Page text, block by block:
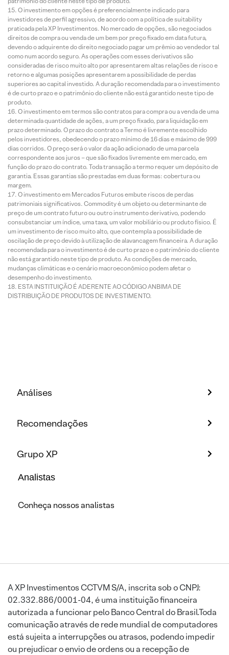
O investimento em opções é preferencialmente indicado para
investidores de perfil agressivo, de acordo com a política de suitability
praticada pela XP Investimentos. No mercado de opções, são negociados
direitos de compra ou venda de um bem por preço fixado em data futura,
devendo o adquirente do direito negociado pagar um prêmio ao vendedor tal
como num acordo seguro. As operações com esses derivativos são
consideradas de risco muito alto por apresentarem altas relações de risco e
retorno e algumas posições apresentarem a possibilidade de perdas
superiores ao capital investido. A duração recomendada para o investimento
é de curto prazo e o patrimônio do cliente não está garantido neste tipo de
produto.
O investimento em termos são contratos para compra ou a venda de uma
determinada quantidade de ações, a um preço fixado, para liquidação em
prazo determinado. O prazo do contrato a Termo é livremente escolhido
pelos investidores, obedecendo o prazo mínimo de 16 dias e máximo de 999
dias corridos. O preço será o valor da ação adicionado de uma parcela
correspondente aos juros – que são fixados livremente em mercado, em
função do prazo do contrato. Toda transação a termo requer um depósito de
garantia. Essas garantias são prestadas em duas formas: cobertura ou
margem.
O investimento em Mercados Futuros embute riscos de perdas
patrimoniais significativos. Commodity é um objeto ou determinante de
preço de um contrato futuro ou outro instrumento derivativo, podendo
consubstanciar um índice, uma taxa, um valor mobiliário ou produto físico. É
um investimento de risco muito alto, que contempla a possibilidade de
oscilação de preço devido à utilização de alavancagem financeira. A duração
recomendada para o investimento é de curto prazo e o patrimônio do cliente
não está garantido neste tipo de produto. As condições de mercado,
mudanças climáticas e o cenário macroeconômico podem afetar o
desempenho do investimento.
ESTA INSTITUIÇÃO É ADERENTE AO CÓDIGO ANBIMA DE
DISTRIBUIÇÃO DE PRODUTOS DE INVESTIMENTO.
Análises
Recomendações
Grupo XP
Analistas
Conheça nossos analistas
A XP Investimentos CCTVM S/A, inscrita sob o CNPJ:
02.332.886/0001-04, é uma instituição financeira
autorizada a funcionar pelo Banco Central do Brasil.Toda
comunicação através de rede mundial de computadores
está sujeita a interrupções ou atrasos, podendo impedir
ou prejudicar o envio de ordens ou a recepção de